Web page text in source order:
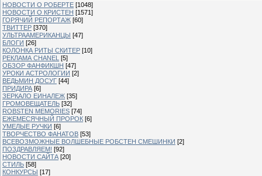
НОВОСТИ О РОБЕРТЕ [1048]
НОВОСТИ О КРИСТЕН [1571]
ГОРЯЧИЙ РЕПОРТАЖ [60]
ТВИТТЕР [370]
УЛЬТРААМЕРИКАНЦЫ [47]
БЛОГИ [26]
КОЛОНКА РИТЫ СКИТЕР [10]
РЕКЛАМА CHANEL [5]
ОБЗОР ФАНФИКШН [47]
УРОКИ АСТРОЛОГИИ [2]
ВЕДЬМИН ДОСУГ [44]
ПРИДИРА [6]
ЗЕРКАЛО ЕИНАЛЕЖ [35]
ГРОМОВЕЩАТЕЛЬ [32]
ROBSTEN MEMORIES [74]
ЕЖЕМЕСЯЧНЫЙ ПРОРОК [6]
УМЕЛЫЕ РУЧКИ [6]
ТВОРЧЕСТВО ФАНАТОВ [53]
ВСЕВОЗМОЖНЫЕ ВОЛШЕБНЫЕ РОБСТЕН СМЕШИНКИ [2]
ПОЗДРАВЛЯЕМ! [92]
НОВОСТИ САЙТА [20]
СТИЛЬ [58]
КОНКУРСЫ [17]